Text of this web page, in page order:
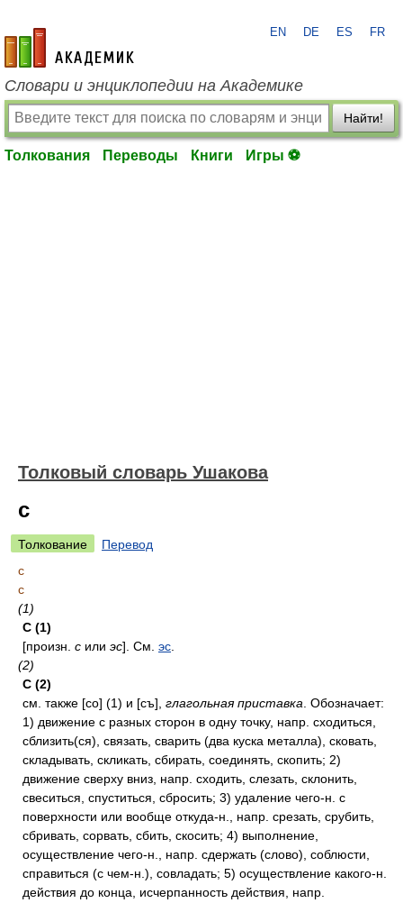
academic.ru
EN DE ES FR
Словари и энциклопедии на Академике
Найти!
Толкования Переводы Книги Игры ⚽
Толковый словарь Ушакова
с
Толкование
Перевод
с
с
(1)
С (1)
[произн. с или эс]. См. эс
(2)
С (2)
см. также [со] (1) и [съ], глагольная приставка . Обозначает:
1) движение с разных сторон в одну точку, напр. сходиться,
сблизить(ся), связать, сварить (два куска металла), сковать,
складывать, скликать, сбирать, соединять, скопить; 2)
движение сверху вниз, напр. сходить, слезать, склонить,
свеситься, спуститься, сбросить; 3) удаление чего-н. с
поверхности или вообще откуда-н., напр. срезать, срубить,
сбривать, сорвать, сбить, скосить; 4) выполнение,
осуществление чего-н., напр. сдержать (слово), соблюсти,
справиться (с чем-н.), совладать; 5) осуществление какого-н.
действия до конца, исчерпанность действия, напр.